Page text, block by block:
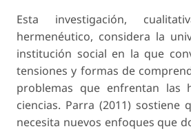
Esta investigación,
hermenéutico, considera la
institución social en la que
tensiones y formas de
problemas que enfrentan las
ciencias. Parra (2011) sostiene
necesita nuevos enfoques que